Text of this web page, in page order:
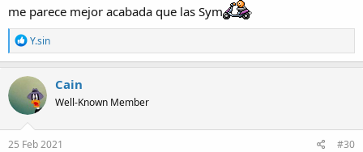
me parece mejor acabada que las Sym
R
e
a
c
t
i
o
n
s
Y.sin
Cain
Well-Known Member
25 Feb 2021 #30